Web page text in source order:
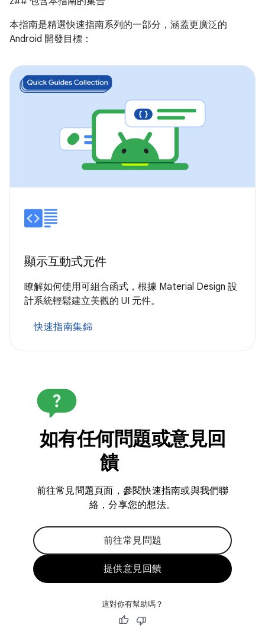
本指南是精選快速指南系列的一部分，涵蓋更廣泛的
Android 開發目標：
顯示互動式元件
瞭解如何使用可組合函式，根據 Material Design 設
計系統輕鬆建立美觀的 UI 元件。
快速指南集錦
如有任何問題或意見回
饋
前往常見問題頁面，參閱快速指南或與我們聯
絡，分享您的想法。
前往常見問題
提供意見回饋
這對你有幫助嗎？